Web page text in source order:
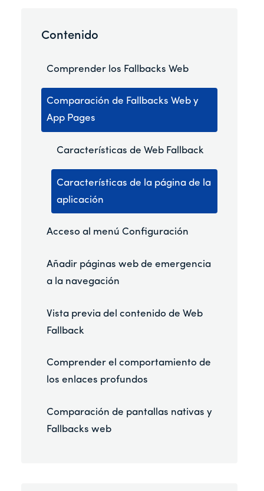
Contenido
Comprender los Fallbacks Web
Comparación de Fallbacks Web y
App Pages
Características de Web Fallback
Características de la página de la
aplicación
Acceso al menú Configuración
Añadir páginas web de emergencia
a la navegación
Vista previa del contenido de Web
Fallback
Comprender el comportamiento de
los enlaces profundos
Comparación de pantallas nativas y
Fallbacks web